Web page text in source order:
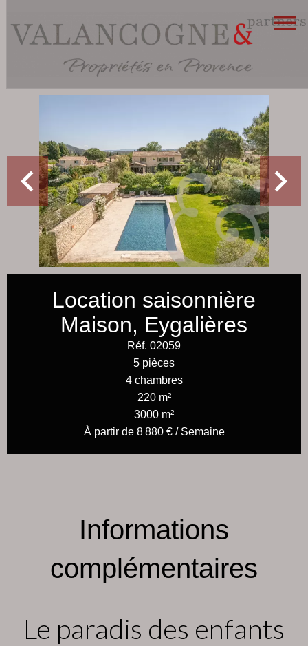
Location saisonnière
Maison, Eygalières
Réf. 02059
5 pièces
4 chambres
220 m²
3000 m²
À partir de 8 880 € / Semaine
Informations
complémentaires
Le paradis des enfants